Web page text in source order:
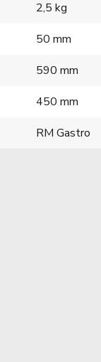
2,5 kg
50 mm
590 mm
450 mm
RM Gastro